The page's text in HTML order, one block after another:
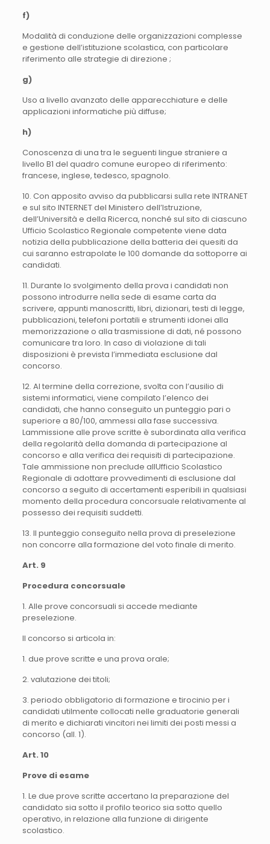
f)
Modalità di conduzione delle organizzazioni complesse
e gestione dell’istituzione scolastica, con particolare
riferimento alle strategie di direzione ;
g)
Uso a livello avanzato delle apparecchiature e delle
applicazioni informatiche più diffuse;
h)
Conoscenza di una tra le seguenti lingue straniere a
livello B1 del quadro comune europeo di riferimento:
francese, inglese, tedesco, spagnolo.
10. Con apposito avviso da pubblicarsi sulla rete INTRANET
e sul sito INTERNET del Ministero dell’Istruzione,
dell’Università e della Ricerca, nonché sul sito di ciascuno
Ufficio Scolastico Regionale competente viene data
notizia della pubblicazione della batteria dei quesiti da
cui saranno estrapolate le 100 domande da sottoporre ai
candidati.
11. Durante lo svolgimento della prova i candidati non
possono introdurre nella sede di esame carta da
scrivere, appunti manoscritti, libri, dizionari, testi di legge,
pubblicazioni, telefoni portatili e strumenti idonei alla
memorizzazione o alla trasmissione di dati, né possono
comunicare tra loro. In caso di violazione di tali
disposizioni è prevista l’immediata esclusione dal
concorso.
12. Al termine della correzione, svolta con l’ausilio di
sistemi informatici, viene compilato l’elenco dei
candidati, che hanno conseguito un punteggio pari o
superiore a 80/100, ammessi alla fase successiva.
Lammissione alle prove scritte è subordinata alla verifica
della regolarità della domanda di partecipazione al
concorso e alla verifica dei requisiti di partecipazione.
Tale ammissione non preclude allUfficio Scolastico
Regionale di adottare provvedimenti di esclusione dal
concorso a seguito di accertamenti esperibili in qualsiasi
momento della procedura concorsuale relativamente al
possesso dei requisiti suddetti.
13. Il punteggio conseguito nella prova di preselezione
non concorre alla formazione del voto finale di merito.
Art. 9
Procedura concorsuale
1. Alle prove concorsuali si accede mediante
preselezione.
Il concorso si articola in:
1. due prove scritte e una prova orale;
2. valutazione dei titoli;
3. periodo obbligatorio di formazione e tirocinio per i
candidati utilmente collocati nelle graduatorie generali
di merito e dichiarati vincitori nei limiti dei posti messi a
concorso (all. 1).
Art. 10
Prove di esame
1. Le due prove scritte accertano la preparazione del
candidato sia sotto il profilo teorico sia sotto quello
operativo, in relazione alla funzione di dirigente
scolastico.